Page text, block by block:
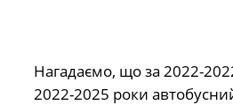
Нагадаємо, що за 2022-
2022-2025 роки